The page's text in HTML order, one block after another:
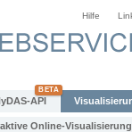
Hilfe
API
Online-Visualisierung